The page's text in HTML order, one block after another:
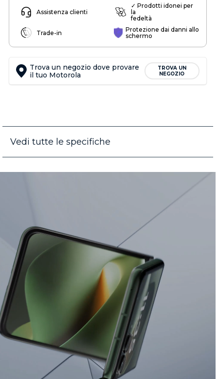
Assistenza clienti
✓ Prodotti idonei per
la
fedeltà
Trade-in
Protezione dai danni allo
schermo
Trova un negozio dove provare
il tuo Motorola
TROVA UN
NEGOZIO
Vedi tutte le specifiche